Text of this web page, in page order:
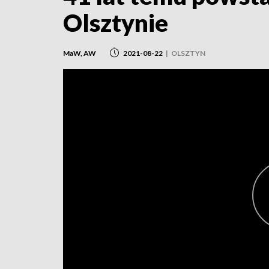
Olsztynie
MaW, AW 2021-08-22 | OLSZTYN